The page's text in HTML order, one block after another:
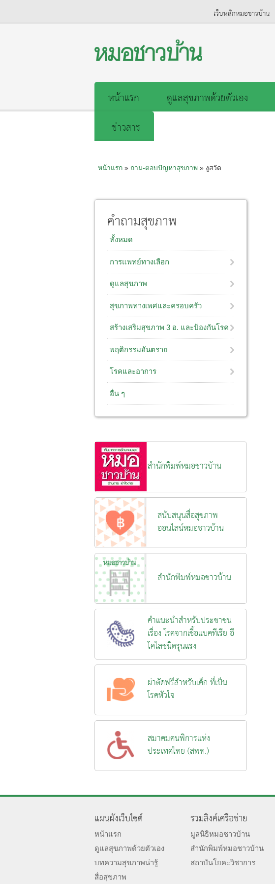
เว็บหลักหมอชาวบ้าน
หน้าแรก ดูแลสุขภาพด้วยตัวเอง
ข่าวสาร
หน้าแรก» ถาม-ตอบปัญหาสุขภาพ» งูสวัด
คำถามสุขภาพ
ทั้งหมด
การแพทย์ทางเลือก
ดูแลสุขภาพ
สุขภาพทางเพศและครอบครัว
สร้างเสริมสุขภาพ 3 อ. และป้องกันโรค
พฤติกรรมอันตราย
โรคและอาการ
อื่น ๆ
สำนักพิมพ์หมอชาวบ้าน
สนับสนุนสื่อสุขภาพ
ออนไลน์หมอชาวบ้าน
สำนักพิมพ์หมอชาวบ้าน
คำแนะนำสำหรับประชาชน
เรื่อง โรคจากเชื้อแบคทีเรีย อี
โคไลชนิดรุนแรง
ผ่าตัดฟรีสำหรับเด็ก ที่เป็น
โรคหัวใจ
สมาคมคนพิการแห่ง
ประเทศไทย (สพท.)
แผนผังเว็บไซต์
หน้าแรก
ดูแลสุขภาพด้วยตัวเอง
บทความสุขภาพน่ารู้
สื่อสุขภาพ
รวมลิงค์เครือข่าย
มูลนิธิหมอชาวบ้าน
สำนักพิมพ์หมอชาวบ้าน
สถาบันโยคะวิชาการ